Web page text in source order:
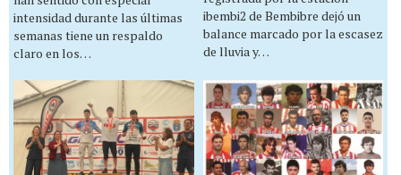
intensidad durante las últimas
semanas tiene un respaldo
claro en los…
ibembi2 de Bembibre dejó un
balance marcado por la escasez
de lluvia y…